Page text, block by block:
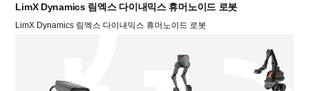
LimX Dynamics 림엑스 다이내믹스 휴머노이드 로봇
LimX Dynamics 림엑스 다이내믹스 휴머노이드 로봇